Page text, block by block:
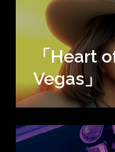
「Heart
Vegas」